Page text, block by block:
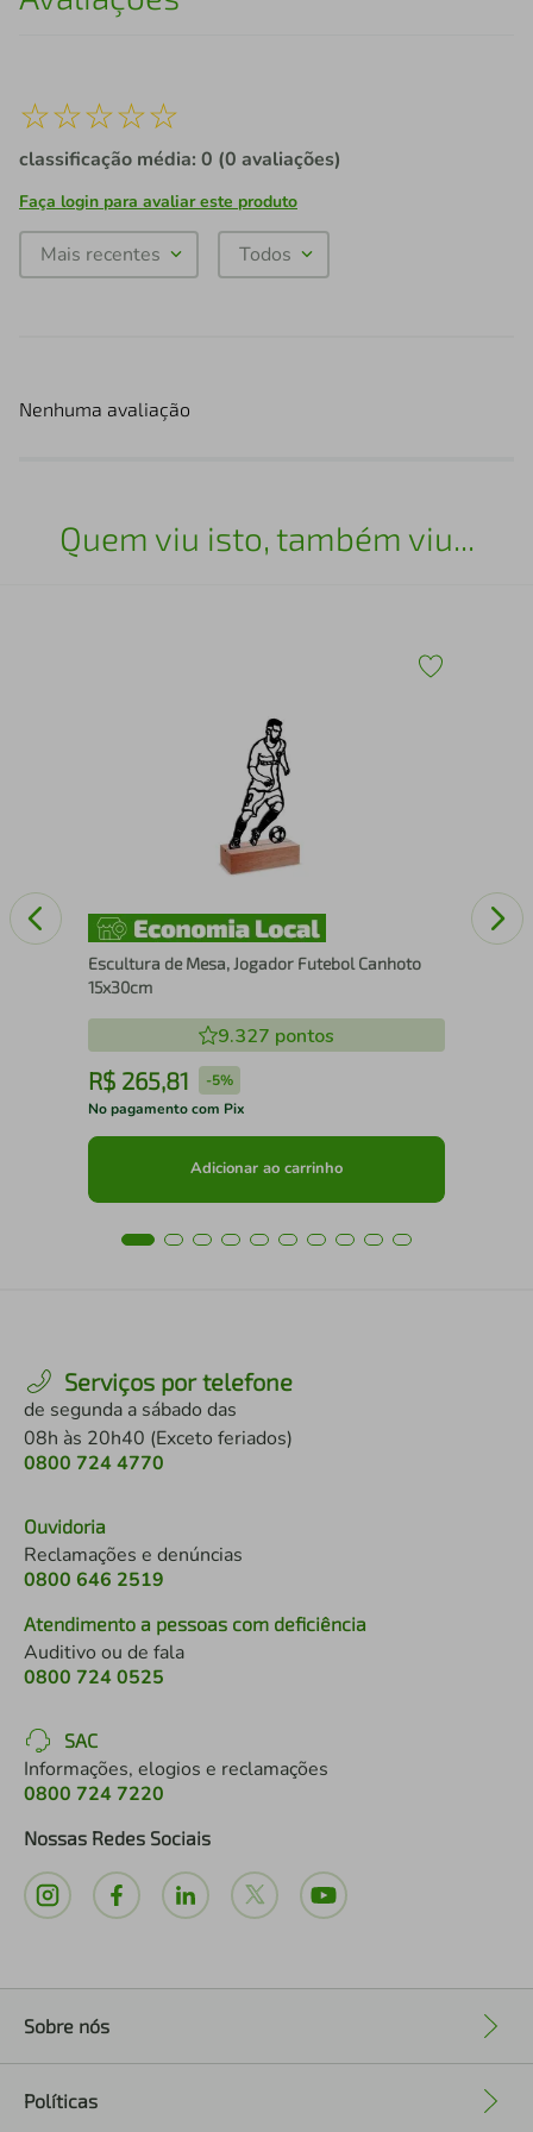
☆☆☆☆☆
classificação média: 0 (0 avaliações)
Faça login para avaliar este produto
Mais recentes Todos
Nenhuma avaliação
Quem viu isto, também viu...
Escultura de Mesa, Jogador Futebol Canhoto
15x30cm
9.327 pontos
R$ 265,81 -5%
No pagamento com Pix
Adicionar ao carrinho
Serviços por telefone
de segunda a sábado das
08h às 20h40 (Exceto feriados)
0800 724 4770
Ouvidoria
Reclamações e denúncias
0800 646 2519
Atendimento a pessoas com deficiência
Auditivo ou de fala
0800 724 0525
SAC
Informações, elogios e reclamações
0800 724 7220
Nossas Redes Sociais
Sobre nós
Políticas